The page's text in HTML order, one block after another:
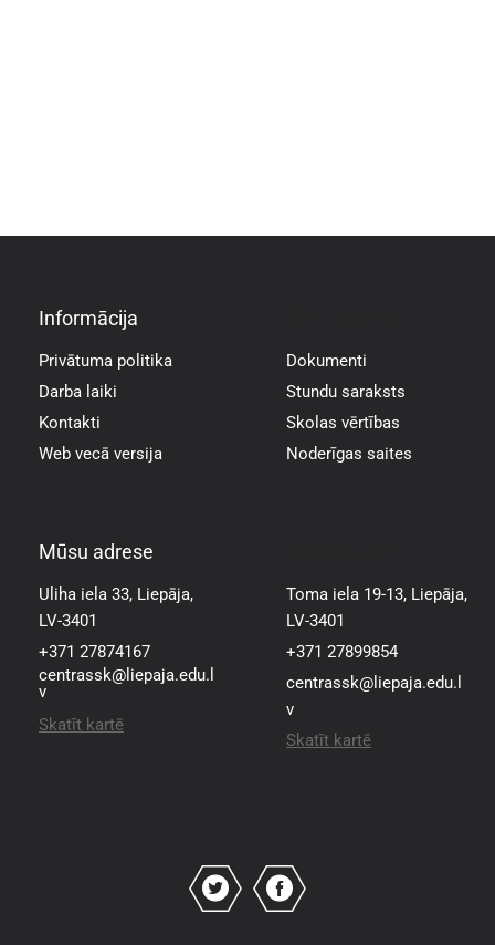
Informācija
Privātuma politika
Darba laiki
Kontakti
Web vecā versija
Dokumenti
Stundu saraksts
Skolas vērtības
Noderīgas saites
Mūsu adrese
Uliha iela 33, Liepāja,
LV-3401
+371 27874167
centrassk@liepaja.edu.l
v
Skatīt kartē
Toma iela 19-13, Liepāja,
LV-3401
+371 27899854
centrassk@liepaja.edu.l
v
Skatīt kartē